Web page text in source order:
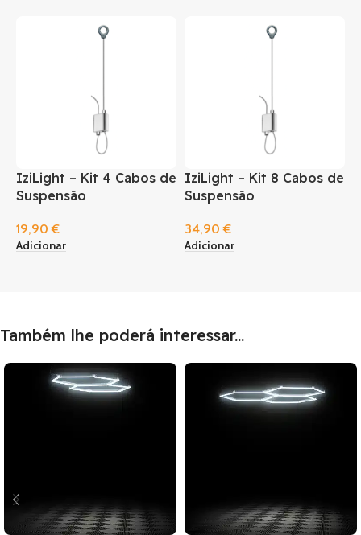
IziLight – Kit 4 Cabos de
Suspensão
19,90€
Adicionar
IziLight – Kit 8 Cabos de
Suspensão
34,90€
Adicionar
Também lhe poderá interessar...